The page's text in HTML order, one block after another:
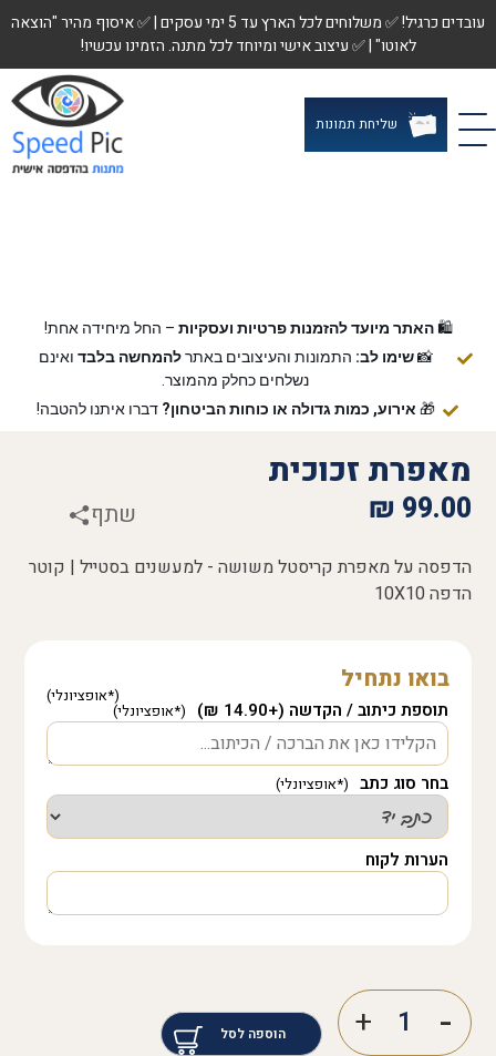
עובדים כרגיל! ✅ משלוחים לכל הארץ עד 5 ימי עסקים | ✅ איסוף מהיר "הוצאה
לאוטו" | ✅ עיצוב אישי ומיוחד לכל מתנה. הזמינו עכשיו!
שליחת תמונות
🛍️האתר מיועד להזמנות פרטיות ועסקיות – החל מיחידה אחת!
📸שימו לב: התמונות והעיצובים באתרלהמחשה בלבד ואינם
נשלחים כחלק מהמוצר.
🎁 אירוע, כמות גדולה או כוחות הביטחון? דברו איתנו להטבה!
מאפרת זכוכית
99.00
₪ שתף
הדפסה על מאפרת קריסטל משושה - למעשנים בסטייל | קוטר
הדפה 10X10
בואו נתחיל
תוספת כיתוב / הקדשה (+14.90 ₪)
בחר סוג כתב
הערות לקוח
הוספה לסל